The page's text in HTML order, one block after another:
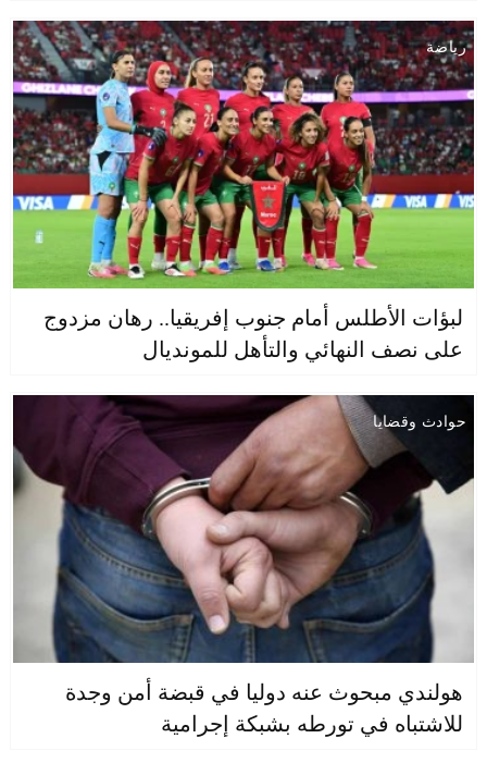
رياضة
لبؤات الأطلس أمام جنوب إفريقيا.. رهان مزدوج
على نصف النهائي والتأهل للمونديال
حوادث وقضايا
هولندي مبحوث عنه دوليا في قبضة أمن وجدة
للاشتباه في تورطه بشبكة إجرامية